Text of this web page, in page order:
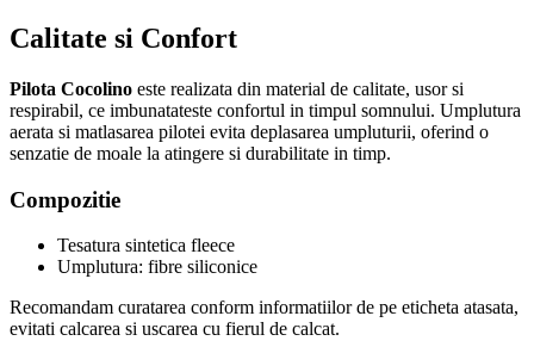
Calitate si Confort
Pilota Cocolino este realizata din material de calitate, usor si
respirabil, ce imbunatateste confortul in timpul somnului. Umplutura
aerata si matlasarea pilotei evita deplasarea umpluturii, oferind o
senzatie de moale la atingere si durabilitate in timp.
Compozitie
Tesatura sintetica fleece
Umplutura: fibre siliconice
Recomandam curatarea conform informatiilor de pe eticheta atasata,
evitati calcarea si uscarea cu fierul de calcat.